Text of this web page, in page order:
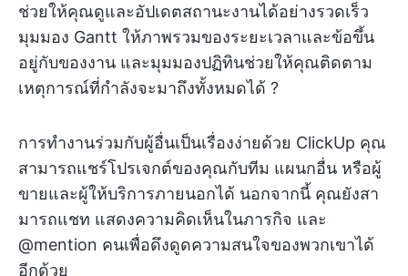
ช่วยให้คุณดูและอัปเดตสถานะงานได้อย่างรวดเร็ว
มุมมอง Gantt ให้ภาพรวมของระยะเวลาและข้อขึ้น
อยู่กับของงาน และมุมมองปฏิทินช่วยให้คุณติดตาม
เหตุการณ์ที่กำลังจะมาถึงทั้งหมดได้ ?️
การทำงานร่วมกับผู้อื่นเป็นเรื่องง่ายด้วย ClickUp คุณ
สามารถแชร์โปรเจกต์ของคุณกับทีม แผนกอื่น หรือผู้
ขายและผู้ให้บริการภายนอกได้ นอกจากนี้ คุณยังสา
มารถแชท แสดงความคิดเห็นในภารกิจ และ
@mention คนเพื่อดึงดูดความสนใจของพวกเขาได้
อีกด้วย